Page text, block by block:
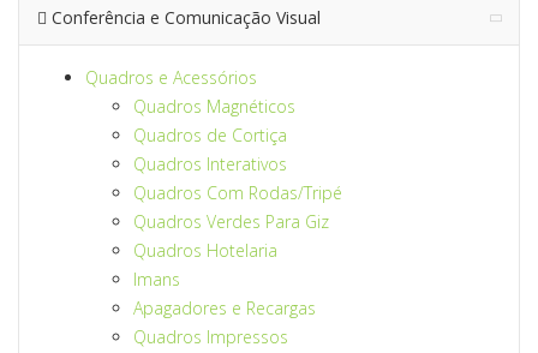
Conferência e Comunicação Visual
Quadros e Acessórios
Quadros Magnéticos
Quadros de Cortiça
Quadros Interativos
Quadros Com Rodas/Tripé
Quadros Verdes Para Giz
Quadros Hotelaria
Imans
Apagadores e Recargas
Quadros Impressos